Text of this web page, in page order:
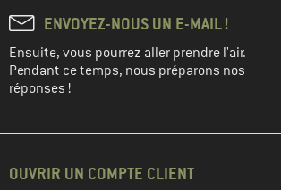
ENVOYEZ-NOUS UN E-MAIL !
Ensuite, vous pourrez aller prendre l'air.
Pendant ce temps, nous préparons nos
réponses !
OUVRIR UN COMPTE CLIENT